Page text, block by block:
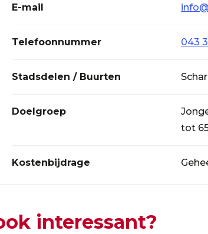
E-mail
Telefoonnummer 043
Stadsdelen / Buurten
Doelgroep
tot
Kostenbijdrage
interessant?